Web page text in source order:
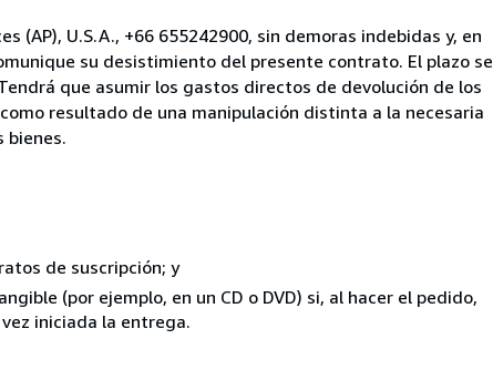
(AP), U.S.A., +66 655242900, sin demoras indebidas y, en
su desistimiento del presente contrato. El plazo se
que asumir los gastos directos de devolución de los
resultado de una manipulación distinta a la necesaria
bienes.
de suscripción; y
(por ejemplo, en un CD o DVD) si, al hacer el pedido,
iniciada la entrega.